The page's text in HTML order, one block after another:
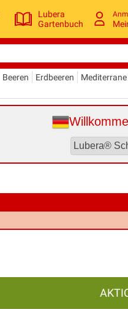
Lubera
Gartenbuch
Beeren Erdbeeren Mediterrane